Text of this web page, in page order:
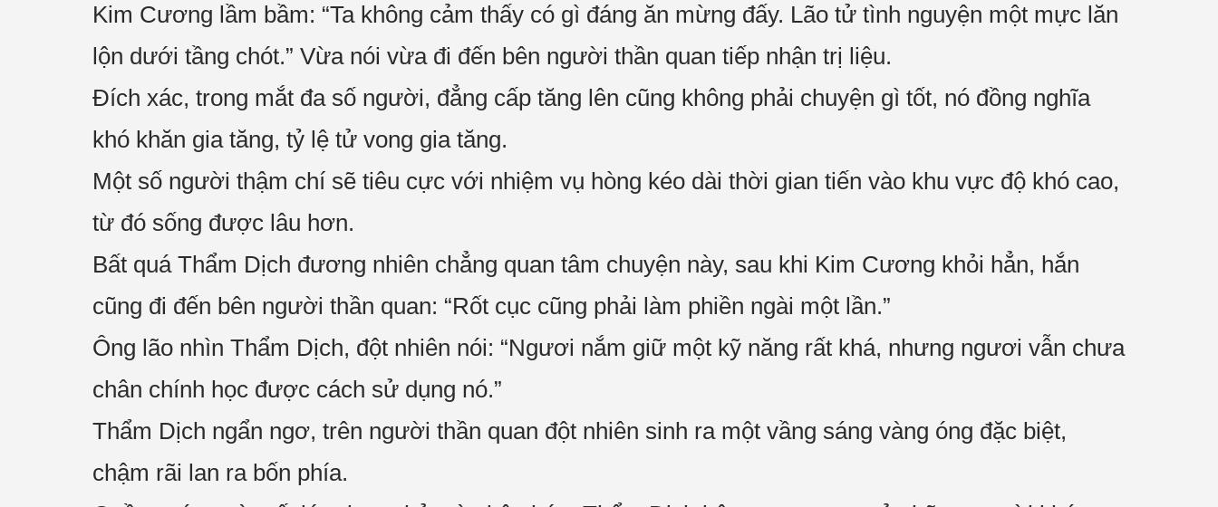
Kim Cương lầm bầm: “Ta không cảm thấy có gì đáng ăn mừng đấy. Lão tử tình nguyện một mực lăn
lộn dưới tầng chót.” Vừa nói vừa đi đến bên người thần quan tiếp nhận trị liệu.
Đích xác, trong mắt đa số người, đẳng cấp tăng lên cũng không phải chuyện gì tốt, nó đồng nghĩa
khó khăn gia tăng, tỷ lệ tử vong gia tăng.
Một số người thậm chí sẽ tiêu cực với nhiệm vụ hòng kéo dài thời gian tiến vào khu vực độ khó cao,
từ đó sống được lâu hơn.
Bất quá Thẩm Dịch đương nhiên chẳng quan tâm chuyện này, sau khi Kim Cương khỏi hẳn, hắn
cũng đi đến bên người thần quan: “Rốt cục cũng phải làm phiền ngài một lần.”
Ông lão nhìn Thẩm Dịch, đột nhiên nói: “Ngươi nắm giữ một kỹ năng rất khá, nhưng ngươi vẫn chưa
chân chính học được cách sử dụng nó.”
Thẩm Dịch ngẩn ngơ, trên người thần quan đột nhiên sinh ra một vầng sáng vàng óng đặc biệt,
chậm rãi lan ra bốn phía.